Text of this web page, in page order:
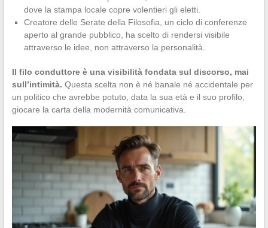
dove la stampa locale copre volentieri gli eletti.
Creatore delle Serate della Filosofia, un ciclo di conferenze
aperto al grande pubblico, ha scelto di rendersi visibile
attraverso le idee, non attraverso la personalità.
Il filo conduttore è una visibilità fondata sul discorso, mai
sull’intimità. Questa scelta non è né banale né accidentale per
un politico che avrebbe potuto, data la sua età e il suo profilo,
giocare la carta della modernità comunicativa.